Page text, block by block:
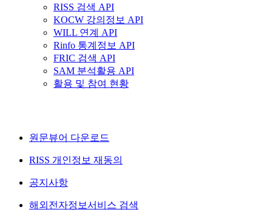
RISS 검색 API
KOCW 강의정보 API
WILL 연계 API
Rinfo 통계정보 API
FRIC 검색 API
SAM 분석활용 API
활용 및 참여 현황
원문뷰어 다운로드
RISS 개인정보 재동의
공지사항
해외전자정보서비스 검색